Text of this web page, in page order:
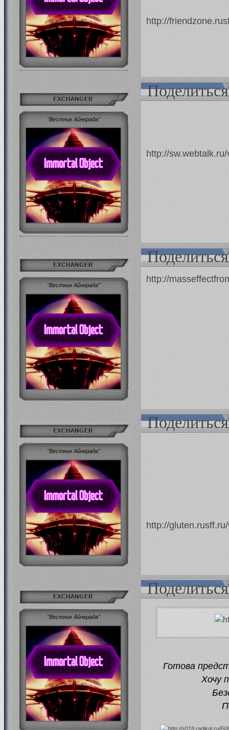
http://
Поделиться
EXCHANGER
"Вестник Айнкрада"
http://
Поделиться
EXCHANGER
"Вестник Айнкрада"
http://
Поделиться
EXCHANGER
"Вестник Айнкрада"
http://
Поделиться
EXCHANGER
"Вестник Айнкрада"
Готова
Хочу